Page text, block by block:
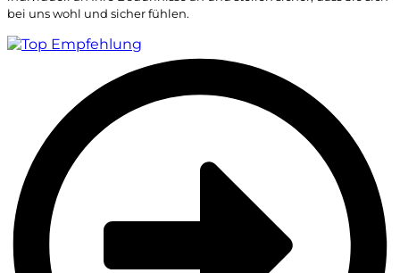
bei uns wohl und sicher fühlen.